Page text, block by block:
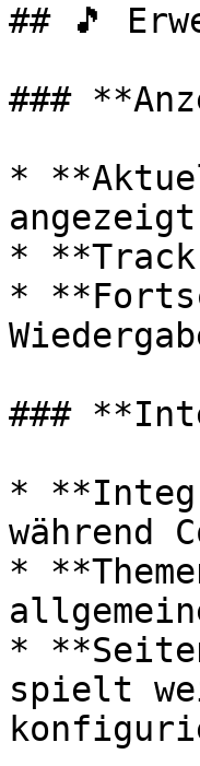
## 🎵
###
*
angezeigt
*
*
###
*
während
*
*
spielt